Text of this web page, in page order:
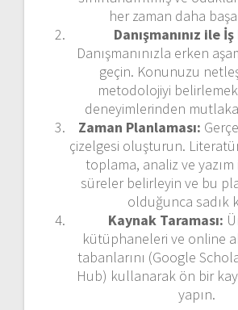
her zaman daha
Danışmanınız ile
Danışmanınızla erken
geçin. Konunuzu
metodolojiyi
deneyimlerinden
Zaman Planlaması:
çizelgesi oluşturun.
toplama, analiz ve yazım
süreler belirleyin ve bu
olduğunca sadık
Kaynak Taraması:
kütüphaneleri ve online
tabanlarını (Google
Hub) kullanarak ön bir
yapın.